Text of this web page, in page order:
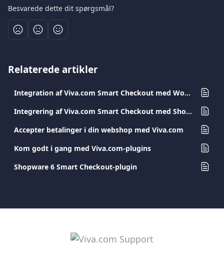
Besvarede dette dit spørgsmål?
Relaterede artikler
Integration af Viva.com Smart Checkout med WooCommerce plugin
Integrering af Viva.com Smart Checkout med Shopify Plugin
Accepter betalinger i din webshop med Viva.com
Kom godt i gang med Viva.com-plugins
Shopware 6 Smart Checkout-plugin